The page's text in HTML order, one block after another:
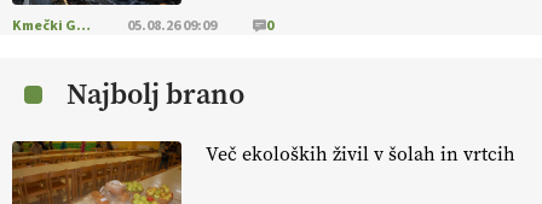
kmetijstva in uspešno prenovo kmetij
. VEČ
https://t.co/RRn8unbwXp @EUAgri #IMCAP #CAP
https://t.co/mnLHFv2VuP
Kmečki Glas 05.08.26 09:09 0
Najbolj brano
Več ekoloških živil v šolah in vrtcih